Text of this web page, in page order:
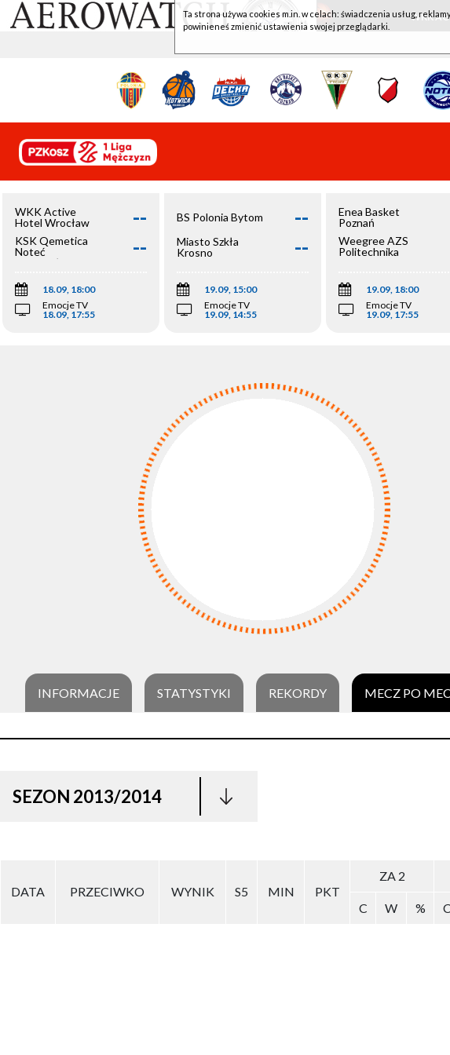
WKK
WKK Active
Hotel Wrocław
--
KSK Qemetica
Noteć
Inowrocław
--
18.09, 18:00
Emocje TV
18.09, 17:55
BS Polonia Bytom --
Miasto Szkła
Krosno
--
19.09, 15:00
Emocje TV
19.09, 14:55
Enea Basket
Poznań
Weegree AZS
Politechnika
19.09, 18:00
Emocje TV
19.09, 17:55
INFORMACJE STATYSTYKI REKORDY MECZ PO
SEZON 2013/2014
DATA PRZECIWKO WYNIK S5 MIN PKT
ZA 2
C
W % C
Ta strona używa cookies m.in. w celach: świadczenia usług,
powinieneś zmienić ustawienia swojej przeglądarki.